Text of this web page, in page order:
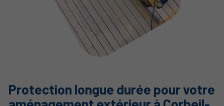
Protection longue durée pour votre